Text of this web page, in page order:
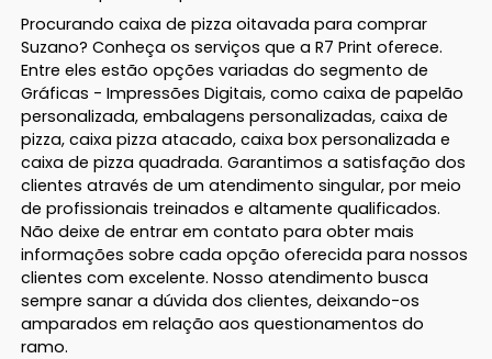
Procurando caixa de pizza oitavada para comprar
Suzano? Conheça os serviços que a R7 Print oferece.
Entre eles estão opções variadas do segmento de
Gráficas - Impressões Digitais, como caixa de papelão
personalizada, embalagens personalizadas, caixa de
pizza, caixa pizza atacado, caixa box personalizada e
caixa de pizza quadrada. Garantimos a satisfação dos
clientes através de um atendimento singular, por meio
de profissionais treinados e altamente qualificados.
Não deixe de entrar em contato para obter mais
informações sobre cada opção oferecida para nossos
clientes com excelente. Nosso atendimento busca
sempre sanar a dúvida dos clientes, deixando-os
amparados em relação aos questionamentos do
ramo.